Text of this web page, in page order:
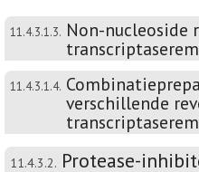
11.4.3.1.3. Non-nucleoside
11.4.3.1.4.
verschillende
11.4.3.2. Protease-